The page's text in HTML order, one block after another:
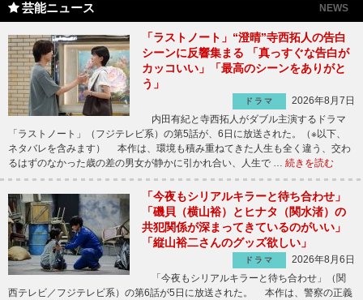
芸能ニュース NEWS
「ラストノート」“澄晴”寺西拓人の告白
シーンに反響集まる 「真っすぐな告白が
カッコいい」「最高のシーンをありがと
う」
ドラマ
2026年8月7日
内田有紀と寺西拓人がダブル主演するドラマ
「ラストノート」（フジテレビ系）の第5話が、6日に放送された。（※以下、
ネタバレを含みます） 本作は、環境も積み重ねてきた人生も全く違う、交わ
るはずのなかった歳の差の男女が静かに引かれ合い、人生で … 続きを読む
「今夜もシリアルキラーと待ち合わせ」
「磯貝（横山裕）とヒナタ（関水渚）の
共犯関係が深まってきているのがいい」
「縦山裕二さんのグッズ欲しい」
ドラマ
2026年8月6日
「今夜もシリアルキラーと待ち合わせ」（関
西テレビ／フジテレビ系）の第6話が5日に放送された。 本作は、警察の正義